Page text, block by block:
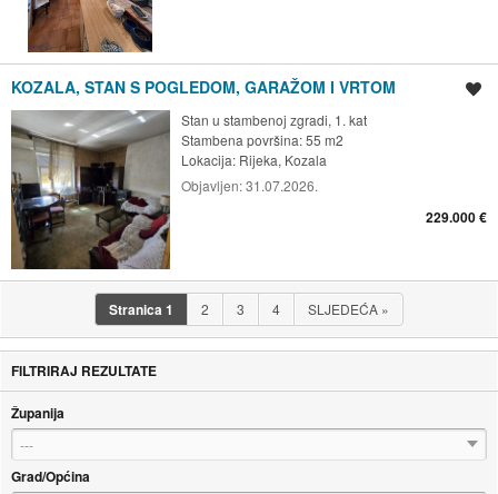
KOZALA, STAN S POGLEDOM, GARAŽOM I VRTOM
Stan u stambenoj zgradi, 1. kat
Stambena površina: 55 m2
Lokacija: Rijeka, Kozala
Objavljen:31.07.2026.
229.000 €
Stranica1 2 3 4 SLJEDEĆA »
FILTRIRAJ REZULTATE
Županija
---
Grad/Općina